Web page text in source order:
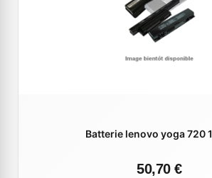
Batterie lenovo yoga 720
50,70 €